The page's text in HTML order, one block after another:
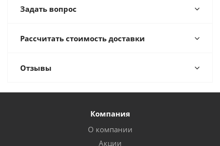
Задать вопрос
Рассчитать стоимость доставки
Отзывы
Компания
О компании
Акции